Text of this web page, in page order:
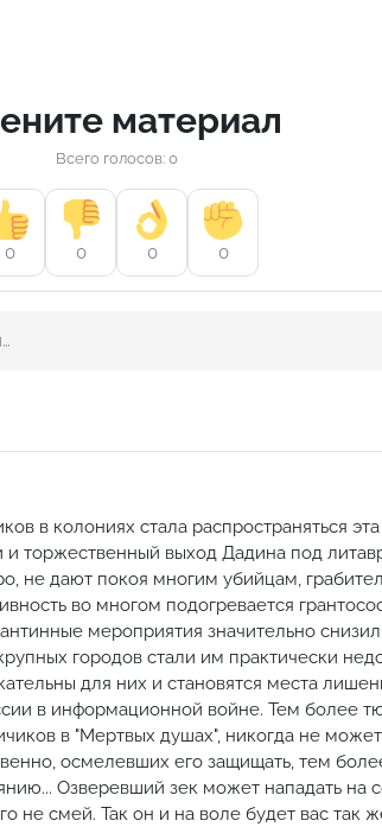
материал
Всего голосов: 0
0 0 0 0
в колониях стала распространяться
и торжественный выход Дадина под
не дают покоя многим убийцам,
во многом подогревается
мероприятия значительно
городов стали им практически
для них и становятся места
в информационной войне. Тем более
в "Мертвых душах", никогда не
осмелевших его защищать, тем
Озверевший зек может нападать на
не смей. Так он и на воле будет вас так